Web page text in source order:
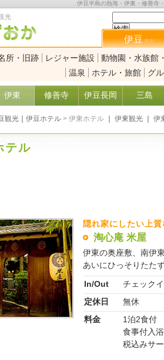
伊豆半島の熱海・伊東・修善寺
光
伊豆 観光
所・旧跡 レジャー施設
動物園・水族館
温泉
ホテル・旅館 グ
伊東 修善寺 伊豆長岡 三島
観光 伊豆ホテル > 伊東ホテル 伊東観光 伊
テル
隠れ家にしたい上
淘心庵 米屋
伊東の奥座敷、南伊
あいにひっそりたた
In/Out
チェック
定休日
無休
料金
1泊2食付
食事付入
税込みサ